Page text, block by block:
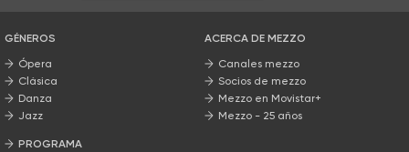
GÉNEROS
Ópera
Clásica
Danza
Jazz
PROGRAMA
ACERCA DE MEZZO
Canales mezzo
Socios de mezzo
Mezzo en Movistar+
Mezzo - 25 años